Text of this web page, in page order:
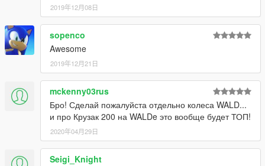
2019年12月08日
sopenco
Awesome
2019年12月21日
mckenny03rus
Бро! Сделай пожалуйста отдельно колеса WALD...
и про Крузак 200 на WALDe это вообще будет ТОП!
2020年04月29日
Seigi_Knight